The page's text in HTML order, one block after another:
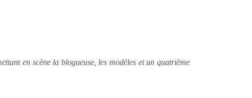
en scène la blogueuse, les modèles et un quatrième